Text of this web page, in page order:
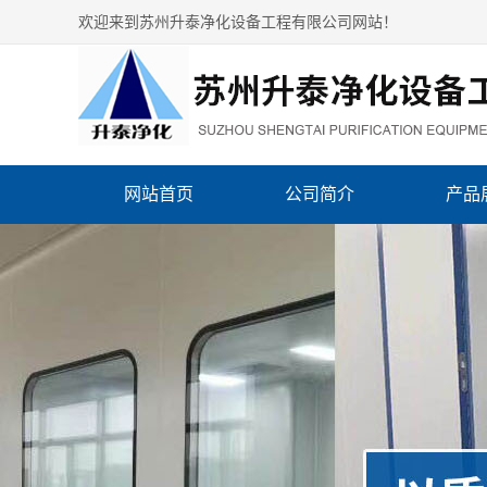
欢迎来到苏州升泰净化设备工程有限公司网站！
网站首页 公司简介 产品